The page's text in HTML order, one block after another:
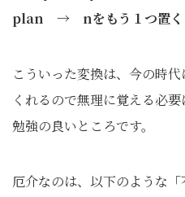
plan → nをもう１つ
こういった変換は、今の時
くれるので無理に覚える必
勉強の良いところです。
厄介なのは、以下のような